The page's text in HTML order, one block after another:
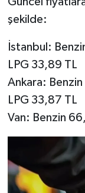
şekilde:
İstanbul:
LPG 33,89 TL
Ankara:
LPG 33,87 TL
Van: Benzin